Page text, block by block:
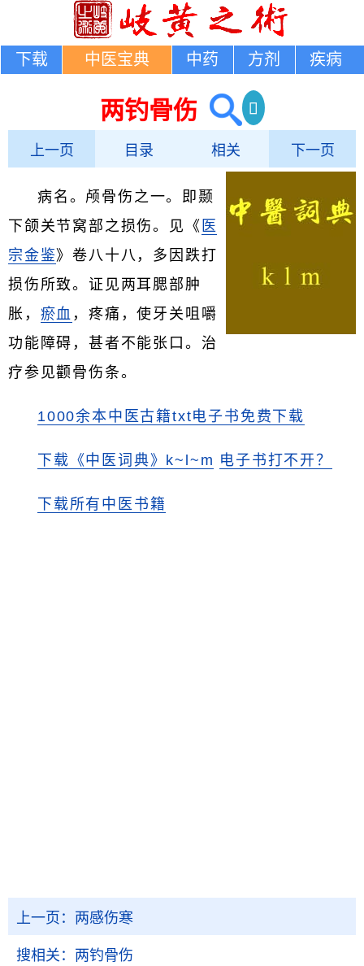
下载 中医宝典 中药 方剂 疾病
两钓骨伤
上一页 目录 相关 下一页
病名。颅骨伤之一。即颞
下颌关节窝部之损伤。见《 医
宗金鉴》卷八十八，多因跌打
损伤所致。证见两耳腮部肿
胀， 瘀血 ，疼痛，使牙关咀嚼
功能障碍，甚者不能张口。治
疗参见颧骨伤条。
1000余本中医古籍txt电子书免费下载
下载《中医词典》k~l~m 电子书打不开？
下载所有中医书籍
上一页： 两感伤寒
搜相关： 两钓骨伤